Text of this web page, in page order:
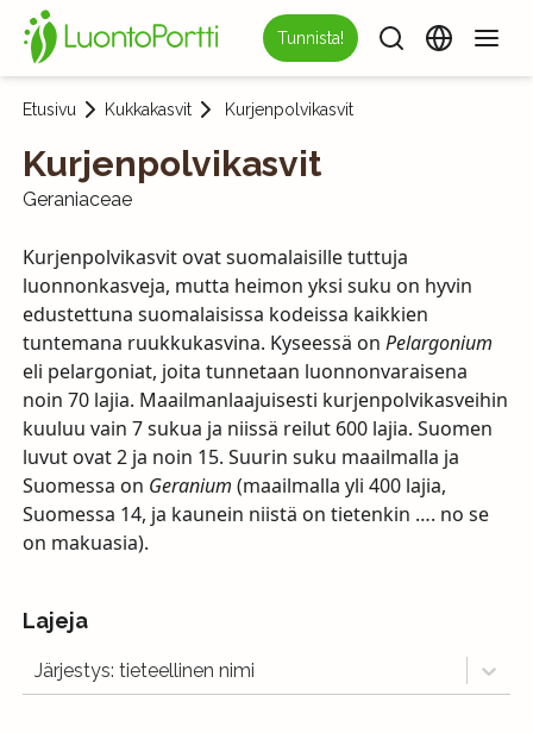
Tunnista!
Etusivu Kukkakasvit Kurjenpolvikasvit
Kurjenpolvikasvit
Geraniaceae
Kurjenpolvikasvit ovat suomalaisille tuttuja
luonnonkasveja, mutta heimon yksi suku on hyvin
edustettuna suomalaisissa kodeissa kaikkien
tuntemana ruukkukasvina. Kyseessä on Pelargonium
eli pelargoniat, joita tunnetaan luonnonvaraisena
noin 70 lajia. Maailmanlaajuisesti kurjenpolvikasveihin
kuuluu vain 7 sukua ja niissä reilut 600 lajia. Suomen
luvut ovat 2 ja noin 15. Suurin suku maailmalla ja
Suomessa on Geranium (maailmalla yli 400 lajia,
Suomessa 14, ja kaunein niistä on tietenkin …. no se
on makuasia).
Lajeja
Järjestys: tieteellinen nimi